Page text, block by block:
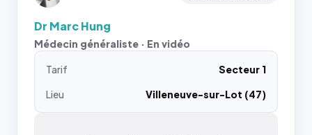
Dr Marc Hung
Médecin généraliste · En vidéo
Tarif
Secteur 1
Lieu
Villeneuve-sur-Lot (47)